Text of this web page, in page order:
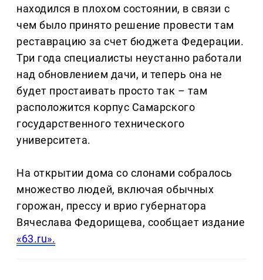
находился в плохом состоянии, в связи с
чем было принято решение провести там
реставрацию за счет бюджета Федерации.
Три года специалисты неустанно работали
над обновлением дачи, и теперь она не
будет простаивать просто так – там
расположится корпус Самарского
государственного технического
университета.
На открытии дома со слонами собралось
множество людей, включая обычных
горожан, прессу и врио губернатора
Вячеслава Федорищева, сообщает издание
«63.ru».